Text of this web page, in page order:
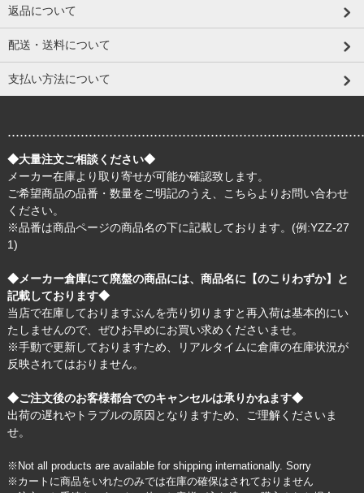
返品について
配送・送料について
支払い方法について
◆大量注文ご相談ください◆
メーカー在庫より取り寄せが可能か確認致します。
ご希望商品の品番・数量をご明記のうえ、
こちら よりお問い合わせ
ください。
※品番は商品ページの商品名の下に記載しております。(例:YZZ-27
1)
◆メーカー倉庫にて廃盤の商品には、商品名に【のこりわずか】と
記載しております◆
当店で在庫しておりますぶんを売り切りますと再入荷は基本的にい
たしませんので、ぜひお早めにお買い求めくださいませ。
※手動で更新しておりますため、リアルタイムに倉庫の在庫状況が
反映されてはおりません。
◆ご注文後のお客様都合でのキャンセルは承りかねます◆
出荷の遅れやトラブルの原因となりますため、ご理解くださいま
せ。
※Not all products are available for shipping internationally. Sorry
※カートに商品をいれたのみでは在庫の確保はされておりません